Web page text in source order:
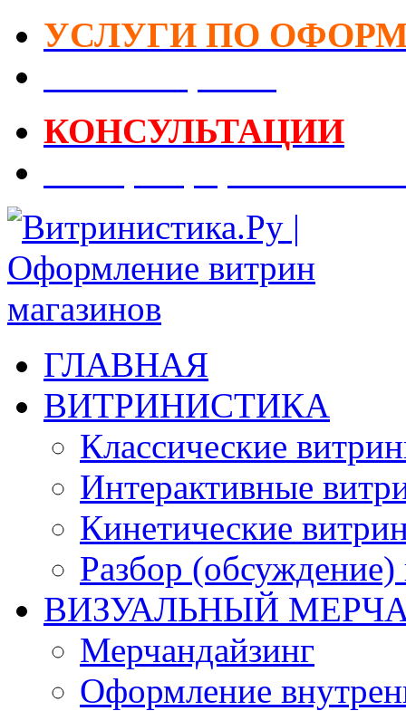
УСЛУГИ ПО
КОНСУЛЬТАЦИИ
ГЛАВНАЯ
ВИТРИНИСТИКА
Классические
Интерактивные
Кинетические
Разбор (обсуждение)
ВИЗУАЛЬНЫЙ
Мерчандайзинг
Оформление